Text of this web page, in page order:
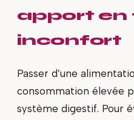
apport en
inconfort
Passer d’une
consommation élevée
système digestif. Pour